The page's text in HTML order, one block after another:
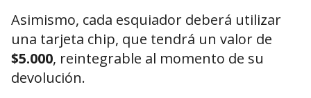
Asimismo, cada esquiador deberá utilizar
una tarjeta chip, que tendrá un valor de
$5.000, reintegrable al momento de su
devolución.